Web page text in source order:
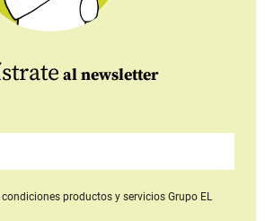
al newsletter
productos y serviciosGrupo EL